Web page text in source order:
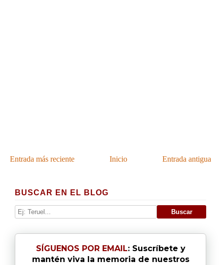
Entrada más reciente Entrada antigua
Inicio
BUSCAR EN EL BLOG
SÍGUENOS POR EMAIL: Suscríbete y
mantén viva la memoria de nuestros